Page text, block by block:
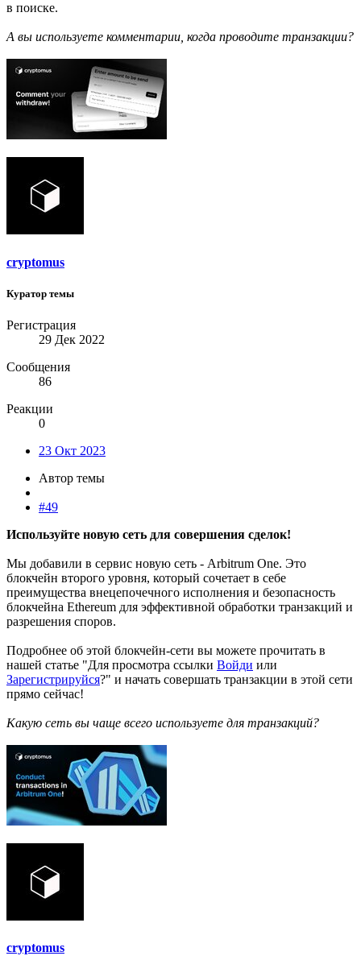
в поиске.
А вы используете комментарии, когда проводите транзакции?
cryptomus
Куратор темы
Регистрация
29 Дек 2022
Сообщения
86
Реакции
0
23 Окт 2023
Автор темы
#49
Используйте новую сеть для совершения сделок!
Мы добавили в сервис новую сеть - Arbitrum One. Это
блокчейн второго уровня, который сочетает в себе
преимущества внецепочечного исполнения и безопасность
блокчейна Ethereum для эффективной обработки транзакций и
разрешения споров.
Подробнее об этой блокчейн-сети вы можете прочитать в
нашей статье "Для просмотра ссылки Войди или
Зарегистрируйся?" и начать совершать транзакции в этой сети
прямо сейчас!
Какую сеть вы чаще всего используете для транзакций?
cryptomus